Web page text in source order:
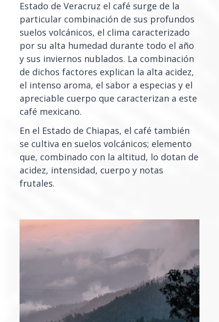
Estado de Veracruz el café surge de la
particular combinación de sus profundos
suelos volcánicos, el clima caracterizado
por su alta humedad durante todo el año
y sus inviernos nublados. La combinación
de dichos factores explican la alta acidez,
el intenso aroma, el sabor a especias y el
apreciable cuerpo que caracterizan a este
café mexicano.
En el Estado de Chiapas, el café también
se cultiva en suelos volcánicos; elemento
que, combinado con la altitud, lo dotan de
acidez, intensidad, cuerpo y notas
frutales.